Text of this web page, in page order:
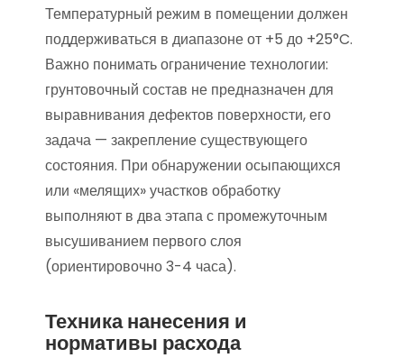
Температурный режим в помещении должен
поддерживаться в диапазоне от +5 до +25°C.
Важно понимать ограничение технологии:
грунтовочный состав не предназначен для
выравнивания дефектов поверхности, его
задача — закрепление существующего
состояния. При обнаружении осыпающихся
или «мелящих» участков обработку
выполняют в два этапа с промежуточным
высушиванием первого слоя
(ориентировочно 3-4 часа).
Техника нанесения и
нормативы расхода